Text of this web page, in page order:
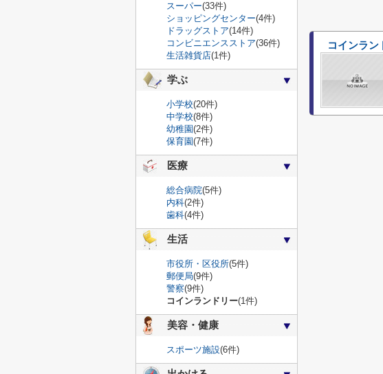
コインラン
スーパー(33件)
ショッピングセンター(4件)
ドラッグストア(14件)
コンビニエンスストア(36件)
生活雑貨店(1件)
学ぶ
小学校(20件)
中学校(8件)
幼稚園(2件)
保育園(7件)
医療
総合病院(5件)
内科(2件)
歯科(4件)
生活
市役所・区役所(5件)
郵便局(9件)
警察(9件)
コインランドリー(1件)
美容・健康
スポーツ施設(6件)